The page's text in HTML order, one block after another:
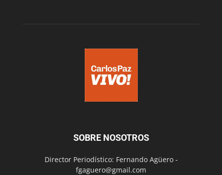
SOBRE NOSOTROS
Director Periodístico: Fernando Agüero -
fgaguero@gmail.com